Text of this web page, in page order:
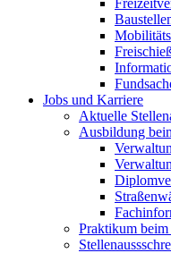
Jobs und Karriere
Aktuelle
Ausbildung
Praktikum